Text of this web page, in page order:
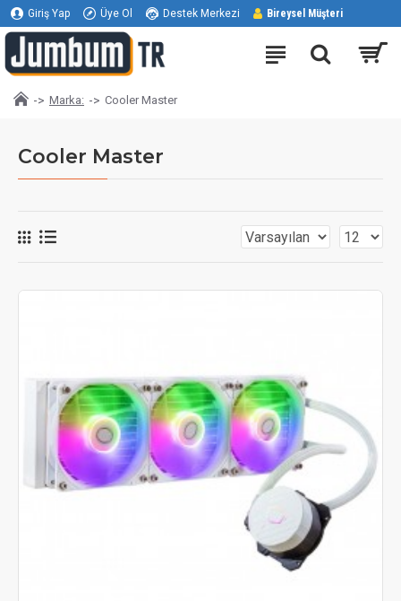
Giriş Yap Üye Ol Destek Merkezi Bireysel Müşteri
Marka: Cooler Master
Cooler Master